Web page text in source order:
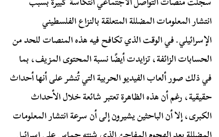
انتشار المعلومات المضللة المتعلقة بالنزاع الفلسطيني
الإسرائيلي. في الوقت الذي تكافح فيه هذه المنصات للحد من
الحسابات الزائفة، تزايدت أيضًا نسبة المحتوى المزيف، بما
في ذلك صور ألعاب الفيديو الحربية التي تُنشر على أنها أحداث
حقيقية، رغم أن هذه الظاهرة تعتبر شائعة خلال الأحداث
الكبرى، إلا أن الباحثين يشيرون إلى أن سرعة انتشار المعلومات